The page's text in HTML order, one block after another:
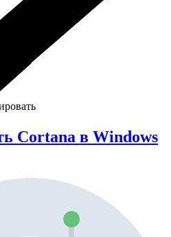
Cortana в Windows